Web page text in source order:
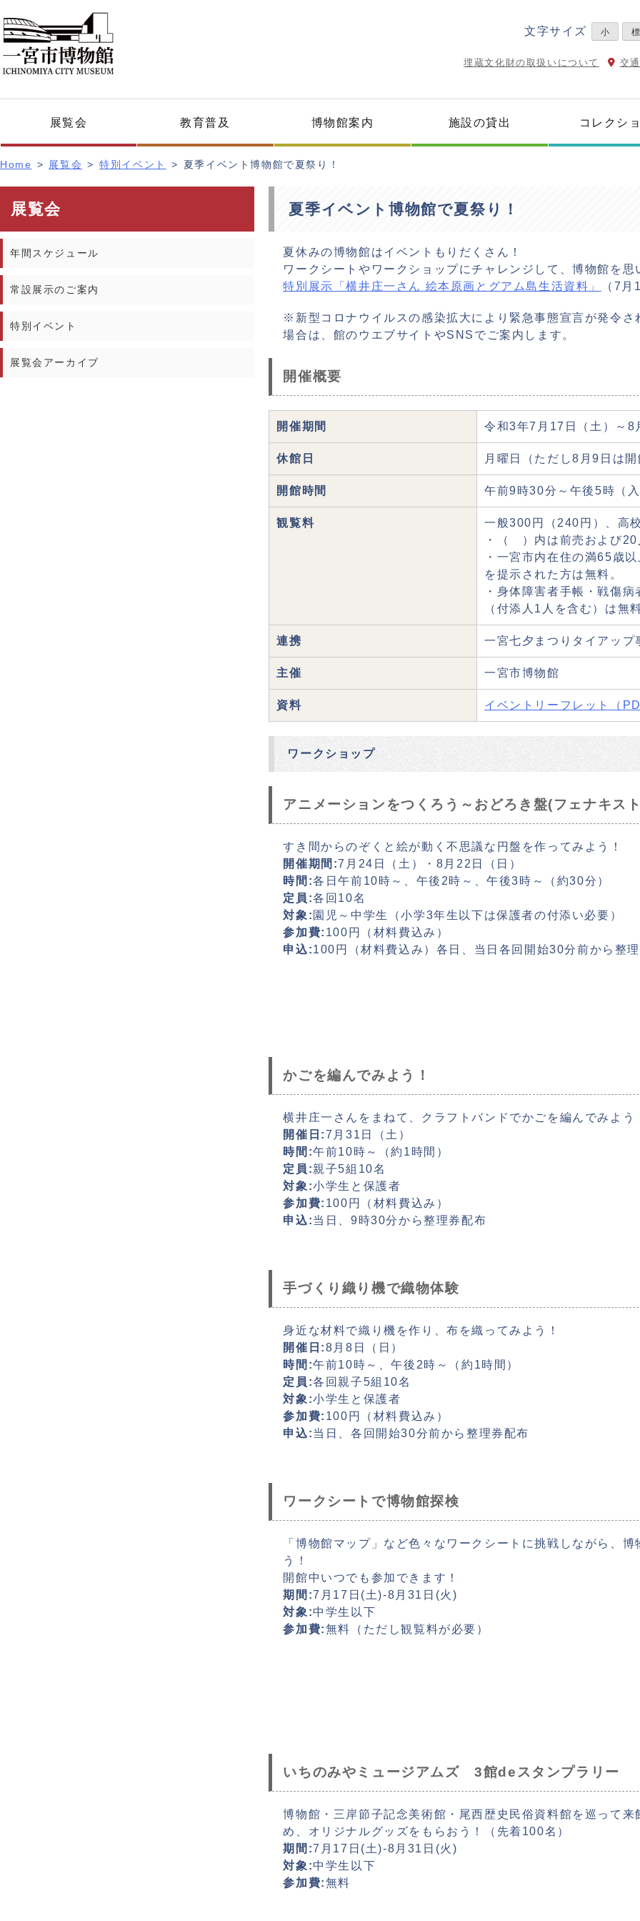
文字サイズ 小
埋蔵文化財の取扱いについて 交
展覧会 教育普及 博物館案内 施設の貸出 コレクシ
Home 展覧会 特別イベント 夏季イベント博物館で夏祭り！
夏季イベント博物館で夏祭り！
夏休みの博物館はイベントもりだくさん！
ワークシートやワークショップにチャレンジして、博物館を
特別展示「横井庄一さん 絵本原画とグアム島生活資料」
（7
※新型コロナウイルスの感染拡大により緊急事態宣言が発令
場合は、館のウエブサイトやSNSでご案内します。
開催概要
開催期間 令和3年7月17日（土）～8
休館日 月曜日（ただし8月9日は
開館時間 午前9時30分～午後5時（
観覧料
一般300円（240円）、高
・（ ）内は前売および
・一宮市内在住の満65歳
を提示された方は無料。
・身体障害者手帳・戦傷
（付添人1人を含む）は無
連携 一宮七夕まつりタイアップ
主催 一宮市博物館
資料 イベントリーフレット（
ワークショップ
アニメーションをつくろう～おどろき盤(フェナキス
すき間からのぞくと絵が動く不思議な円盤を作ってみよう！
開催期間:7月24日（土）・8月22日（日）
時間:各日午前10時～、午後2時～、午後3時～（約30分）
定員:各回10名
対象: 園児～中学生（小学3年生以下は保護者の付添い必要）
参加費: 100円（材料費込み）
申込:100円（材料費込み）各日、当日各回開始30分前から整
かごを編んでみよう！
横井庄一さんをまねて、クラフトバンドでかごを編んでみよう
開催日:7月31日（土）
時間:午前10時～（約1時間）
定員:親子5組10名
対象:小学生と保護者
参加費: 100円（材料費込み）
申込:当日、9時30分から整理券配布
手づくり織り機で織物体験
身近な材料で織り機を作り、布を織ってみよう！
開催日:8月8日（日）
時間:午前10時～、午後2時～（約1時間）
定員:各回親子5組10名
対象:小学生と保護者
参加費: 100円（材料費込み）
申込:当日、各回開始30分前から整理券配布
ワークシートで博物館探検
「博物館マップ」など色々なワークシートに挑戦しながら、
う！
開館中いつでも参加できます！
期間:7月17日(土)-8月31日(火)
対象:中学生以下
参加費:無料（ただし観覧料が必要）
いちのみやミュージアムズ 3館deスタンプラリー
博物館・三岸節子記念美術館・尾西歴史民俗資料館を巡って来
め、オリジナルグッズをもらおう！（先着100名）
期間:7月17日(土)-8月31日(火)
対象:中学生以下
参加費:無料
展覧会
年間スケジュール
常設展示のご案内
特別イベント
展覧会アーカイブ